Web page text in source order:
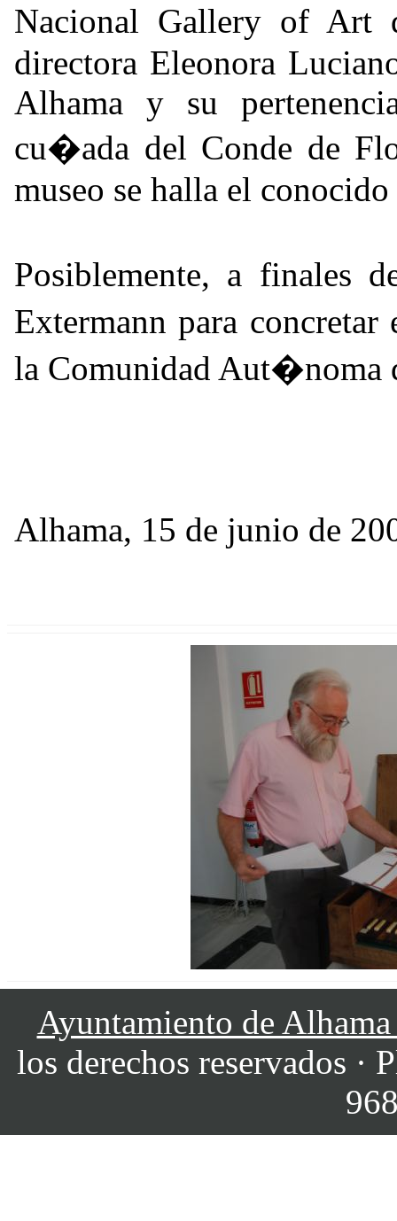
Nacional Gallery of Art
directora Eleonora
Alhama y su
cu�ada del Conde de
museo se halla el
Posiblemente, a finales
Extermann para
la Comunidad Aut�noma
Alhama, 15 de junio de
Ayuntamiento de
los derechos reservados ·